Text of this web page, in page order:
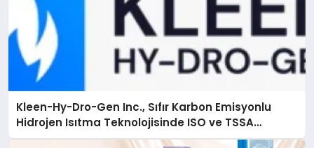
Kleen-Hy-Dro-Gen Inc., Sıfır Karbon Emisyonlu
Hidrojen Isıtma Teknolojisinde ISO ve TSSA
Düzenleyici Onaylarını Aldı